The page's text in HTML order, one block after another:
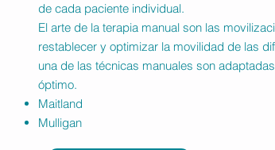
de cada paciente individual.
El arte de la terapia manual son las
restablecer y optimizar la movilidad de las
una de las técnicas manuales son
óptimo.
Maitland
Mulligan